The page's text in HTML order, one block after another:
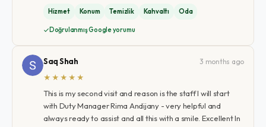
Hizmet Konum Temizlik Kahvaltı Oda
Doğrulanmış Google yorumu
Saq Shah
3 months ago
★★★★★
This is my second visit and reason is the staff I will start
with Duty Manager Rima Andijany - very helpful and
always ready to assist and all this with a smile. Excellent In